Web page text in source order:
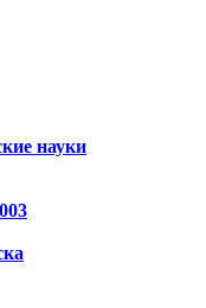
науки